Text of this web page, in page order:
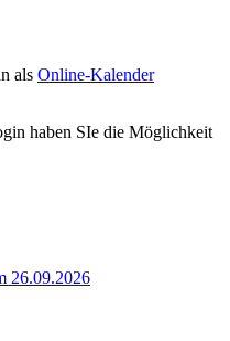
als Online-Kalender
haben SIe die Möglichkeit
26.09.2026